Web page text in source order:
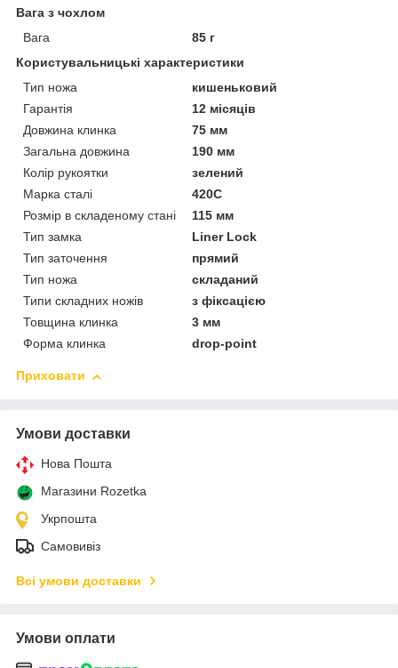
Вага з чохлом
Вага
85 г
Користувальницькі характеристики
Тип ножа
кишеньковий
Гарантія
12 місяців
Довжина клинка
75 мм
Загальна довжина
190 мм
Колір рукоятки
зелений
Марка сталі
420C
Розмір в складеному стані
115 мм
Тип замка
Liner Lock
Тип заточення
прямий
Тип ножа
складаний
Типи складних ножів
з фіксацією
Товщина клинка
3 мм
Форма клинка
drop-point
Приховати
Умови доставки
Нова Пошта
Магазини Rozetka
Укрпошта
Самовивіз
Всі умови доставки
Умови оплати